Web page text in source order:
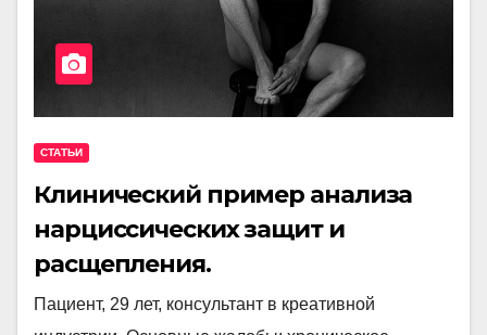
СТАТЬИ
Клинический пример анализа
нарциссических защит и
расщепления.
Пациент, 29 лет, консультант в креативной